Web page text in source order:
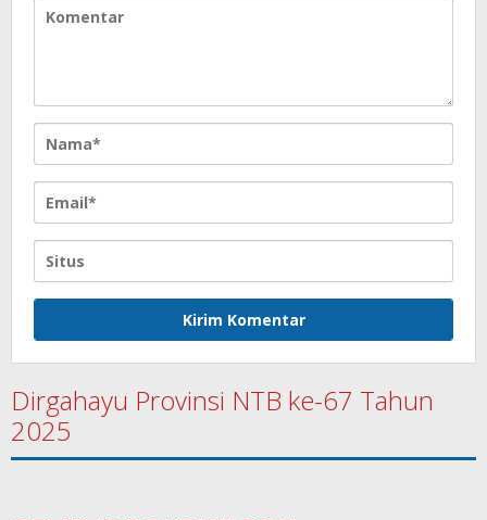
Dirgahayu Provinsi NTB ke-67 Tahun
2025